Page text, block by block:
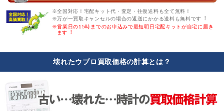
※全国対応！宅配キット代・査定・往復送料も全て無料！
※万が一買取キャンセルの場合の返送にかかる送料も無料です︕
※営業日の15時までのお申込みで最短明日宅配キットが自宅に届き
ます︕
壊れたウブロ買取価格の計算とは？